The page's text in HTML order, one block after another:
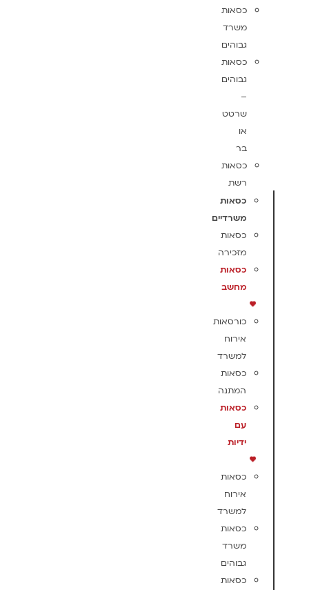
כסאות
משרד
גבוהים
כסאות
גבוהים
–
שרטט
או
בר
כסאות
רשת
כסאות
משרדיים
כסאות
מזכירה
כסאות
מחשב
כורסאות
אירוח
למשרד
כסאות
המתנה
כסאות
עם
ידיות
כסאות
אירוח
למשרד
כסאות
משרד
גבוהים
כסאות